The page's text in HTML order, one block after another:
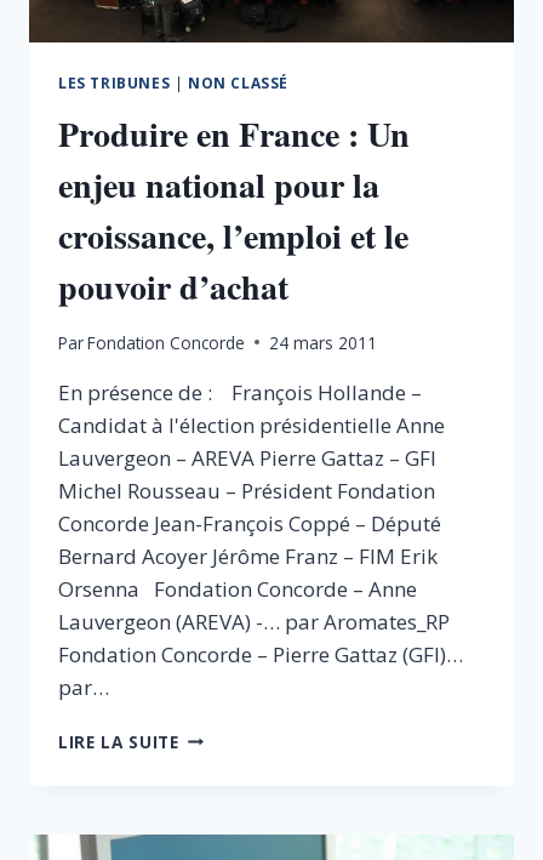
LES TRIBUNES | NON CLASSÉ
Produire en France : Un
enjeu national pour la
croissance, l’emploi et le
pouvoir d’achat
ParFondation Concorde 24 mars 2011
En présence de : François Hollande –
Candidat à l'élection présidentielle Anne
Lauvergeon – AREVA Pierre Gattaz – GFI
Michel Rousseau – Président Fondation
Concorde Jean-François Coppé – Député
Bernard Acoyer Jérôme Franz – FIM Erik
Orsenna Fondation Concorde – Anne
Lauvergeon (AREVA) -… par Aromates_RP
Fondation Concorde – Pierre Gattaz (GFI)…
par…
LIRE LA SUITEPRODUIRE
UN